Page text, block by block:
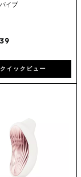
イブ
クイックビュー